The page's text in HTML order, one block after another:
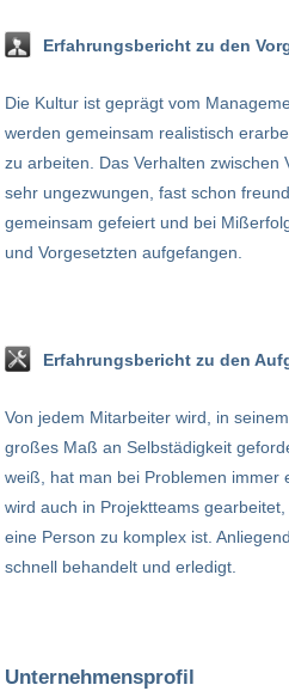
Erfahrungsbericht zu den
Die Kultur ist geprägt vom
werden gemeinsam realistisch
zu arbeiten. Das Verhalten zwischen
sehr ungezwungen, fast schon
gemeinsam gefeiert und bei
und Vorgesetzten aufgefangen.
Erfahrungsbericht zu den
Von jedem Mitarbeiter wird, in
großes Maß an Selbstädigkeit
weiß, hat man bei Problemen immer
wird auch in Projektteams
eine Person zu komplex ist.
schnell behandelt und erledigt.
Unternehmensprofil